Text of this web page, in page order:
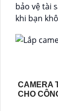
bảo vệ tài
khi bạn
CAMERA
CHO